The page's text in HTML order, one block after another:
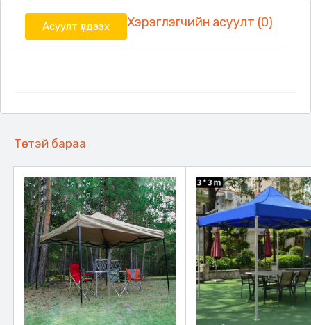
Хэрэглэгчийн асуулт (0)
Асуулт үлдээх
Төстэй бараа